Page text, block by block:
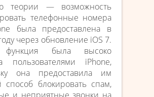
теории — возможность
телефонные номера
была предоставлена в
через обновление iOS 7.
функция была высоко
пользователями iPhone,
она предоставила им
способ блокировать спам,